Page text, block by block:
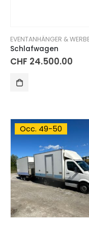
Schlafwagen
CHF 24.500.00
Occ. 49-50